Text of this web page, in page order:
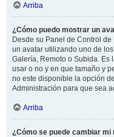
Arriba
¿Cómo puedo mostrar un
Desde su Panel de Control
un avatar utilizando uno de
Galería, Remoto o Subida. Es
usar o no y en que tamaño y
no este disponible la opción
Administración para que sea
Arriba
¿Cómo se puede cambiar mi